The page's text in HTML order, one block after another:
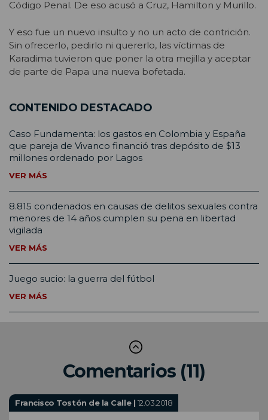
Código Penal. De eso acusó a Cruz, Hamilton y Murillo.
Y eso fue un nuevo insulto y no un acto de contrición.
Sin ofrecerlo, pedirlo ni quererlo, las víctimas de
Karadima tuvieron que poner la otra mejilla y aceptar
de parte de Papa una nueva bofetada.
CONTENIDO DESTACADO
Caso Fundamenta: los gastos en Colombia y España
que pareja de Vivanco financió tras depósito de $13
millones ordenado por Lagos
VER MÁS
8.815 condenados en causas de delitos sexuales contra
menores de 14 años cumplen su pena en libertad
vigilada
VER MÁS
Juego sucio: la guerra del fútbol
VER MÁS
Comentarios (11)
Francisco Tostón de la Calle | 12.03.2018